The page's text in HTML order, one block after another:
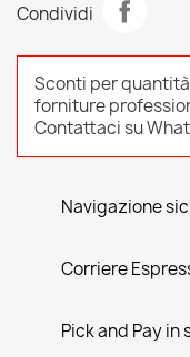
Condividi
Sconti per
forniture
Contattaci su
Navigazione
Corriere
Pick and Pay in